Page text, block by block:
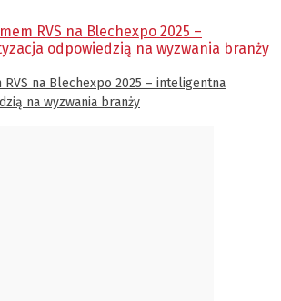
na Blechexpo 2025 – inteligentna
na wyzwania branży